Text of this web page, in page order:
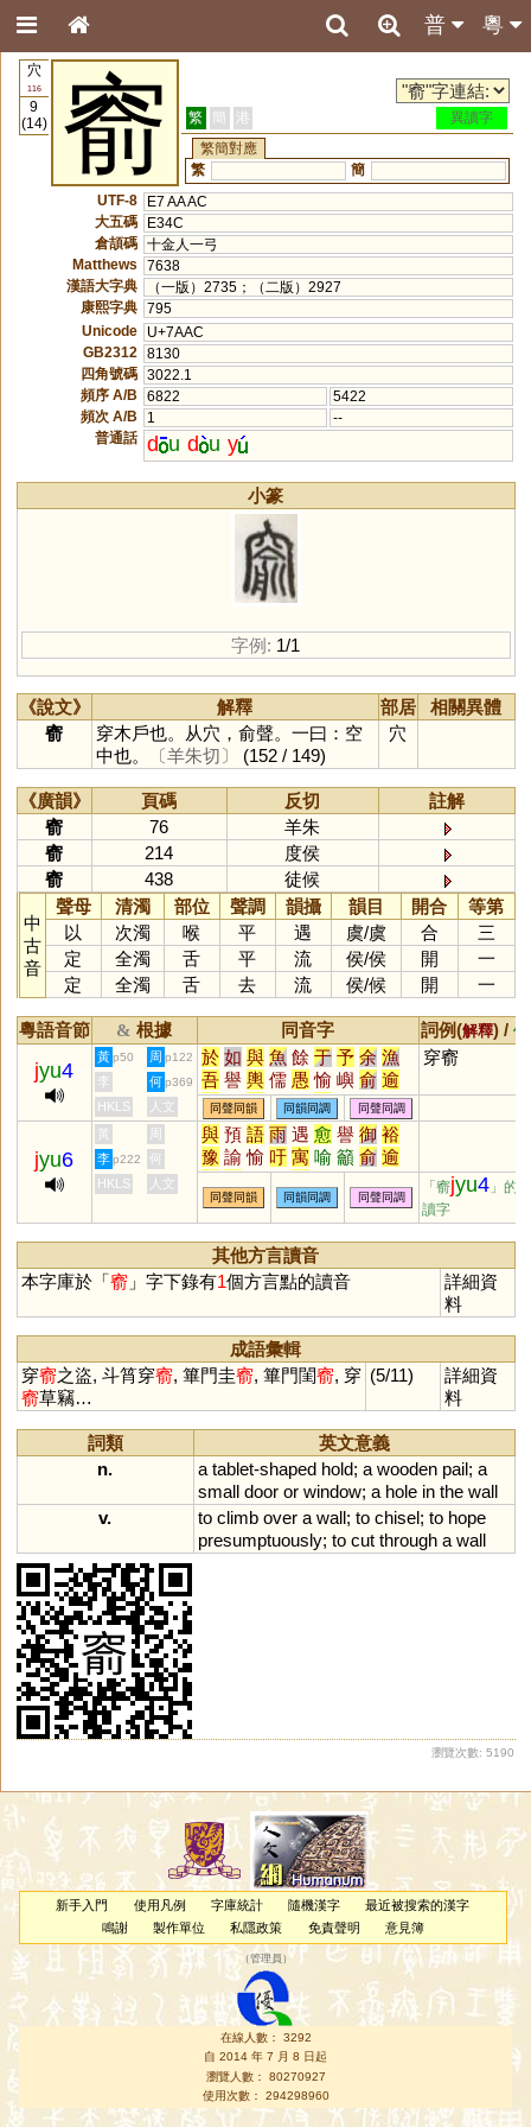
粵
普
穴
116
9
(14)
窬 繁 簡 港
異讀字
繁簡對應
繁
簡
UTF-8
E7 AA AC
大五碼
E34C
倉頡碼 十金人一弓
Matthews
7638
漢語大字典
（一版）2735；（二版）2927
康熙字典 795
Unicode
U+7AAC
GB2312
8130
四角號碼 3022.1
頻序 A/B
6822
5422
頻次 A/B
1
--
普通話 d u d u y
小篆
字例: 1/1
《說文》 解釋 部居
相關異體
窬
穿木戶也。从穴，俞聲。一曰：空
中也。
〔羊朱切〕 (152 / 149)
穴
《廣韻》 頁碼 反切
註解
窬
76
羊朱
窬
214
度侯
窬
438 徒候
中
古
音
聲母 清濁 部位 聲調 韻攝 韻目 開合
等第
以
次濁 喉 平 遇 虞/虞 合
三
定
全濁 舌 平 流 侯/侯 開
一
定
全濁 舌 去 流 侯/候 開 一
粵語音節 & 根據 同音字 詞例(解釋) /
jyu4
黃 p50 周 p122 於 如 與 魚 餘 于 予 余 漁
吾 譽 輿 儒 愚 愉 嶼 俞 逾
迂 娛 禺 榆 蠕 虞 渝 隅 圩
瑜 茹 庾 孺 嵎 盂 銣 揄 諛
腴 竽 歟 濡 喁 畬 臾 嚅 覦
璵 臑 艅 崳 旟 繻 邘 歈 毹
狳 萸 薷 襦 髃 蝓 雩 踰 妤
褕 帤 挐 舁 湡 袽 隃 牏 睮
羭 蕍 蕠 嬬 鴽 謣 鰅 轝 醹
鸆 齵 鸒 擩 堣 杅
与 澞 侞 堬 雓 燸 歶
穿窬
李 何 p369
HKLS 人文 同聲同韻 同韻同調 同聲同調
jyu6
黃 周 與 預 語 雨 遇 愈 譽 御 裕
豫 諭 愉 吁 寓 喻 籲 俞 逾
禦 禺 峪 隅 馭 澦 茹 孺 銣
覦 洳 礜 翑 蓹 悆 与 踰 藇
蕷 瘉 癒
李 p222
何
HKLS
人文
同聲同韻 同韻同調 同聲同調
「窬jyu4 」的
讀字
其他方言讀音
本字庫於「窬 」字下錄有1個方言點的讀音
詳細資
料
成語彙輯
穿窬之盜, 斗筲穿窬, 篳門圭窬, 篳門閨窬, 穿
窬草竊…
(5/11)
詳細資
料
詞類
英文意義
n.
a tablet-shaped hold; a wooden pail; a
small door or window; a hole in the wall
v.
to climb over a wall; to chisel; to hope
presumptuously; to cut through a wall
瀏覽次數: 5190
新手入門 使用凡例 字庫統計 隨機漢字
最近被搜索的漢字
鳴謝
製作單位 私隱政策 免責聲明 意見簿
（管理員 ）
在線人數： 3292
自 2014 年 7 月 8 日起
瀏覽人數： 80270927
使用次數： 294298960